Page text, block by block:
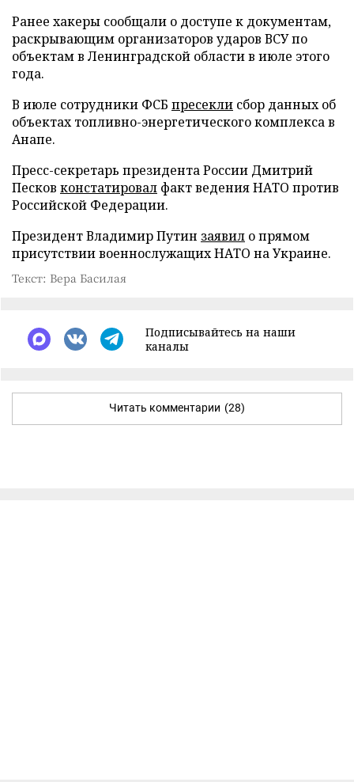
Ранее хакеры сообщали о доступе к документам,
раскрывающим организаторов ударов ВСУ по
объектам в Ленинградской области в июле этого
года.
В июле сотрудники ФСБ пресекли сбор данных об
объектах топливно-энергетического комплекса в
Анапе.
Пресс-секретарь президента России Дмитрий
Песков констатировал факт ведения НАТО против
Российской Федерации.
Президент Владимир Путин заявил о прямом
присутствии военнослужащих НАТО на Украине.
Текст: Вера Басилая
Подписывайтесь на наши
каналы
Читать комментарии (28)